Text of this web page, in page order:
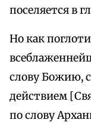
поселяется в
Но как
слову Божию,
действием
по слову